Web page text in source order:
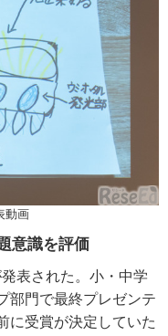
動画
意識を評価
表された。小・中学
部門で最終プレゼンテ
に受賞が決定していた